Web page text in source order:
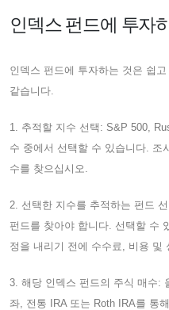
인덱스 펀드에 투자
인덱스 펀드에 투자하는 것은 쉽
같습니다.
1. 추적할 지수 선택: S&P 500,
수 중에서 선택할 수 있습니다. 조
수를 찾으십시오.
2. 선택한 지수를 추적하는 펀드
펀드를 찾아야 합니다. 선택할 수
정을 내리기 전에 수수료, 비용 및
3. 해당 인덱스 펀드의 주식 매수:
좌, 전통 IRA 또는 Roth IRA를 통